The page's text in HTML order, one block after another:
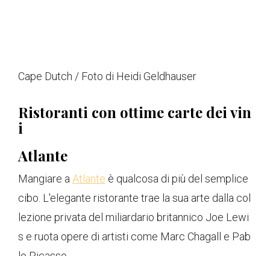
Cape Dutch / Foto di Heidi Geldhauser
Ristoranti con ottime carte dei vin
i
Atlante
Mangiare aAtlante è qualcosa di più del semplice
cibo. L'elegante ristorante trae la sua arte dalla col
lezione privata del miliardario britannico Joe Lewi
s e ruota opere di artisti come Marc Chagall e Pab